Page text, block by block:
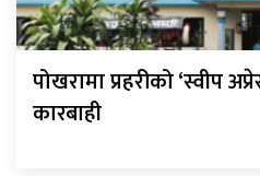
पोखरामा प्रहरीको ‘स्वीप
कारबाही